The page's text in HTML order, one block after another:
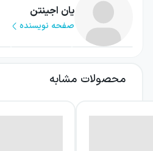
یان اجینتن
صفحه نویسنده
محصولات مشابه